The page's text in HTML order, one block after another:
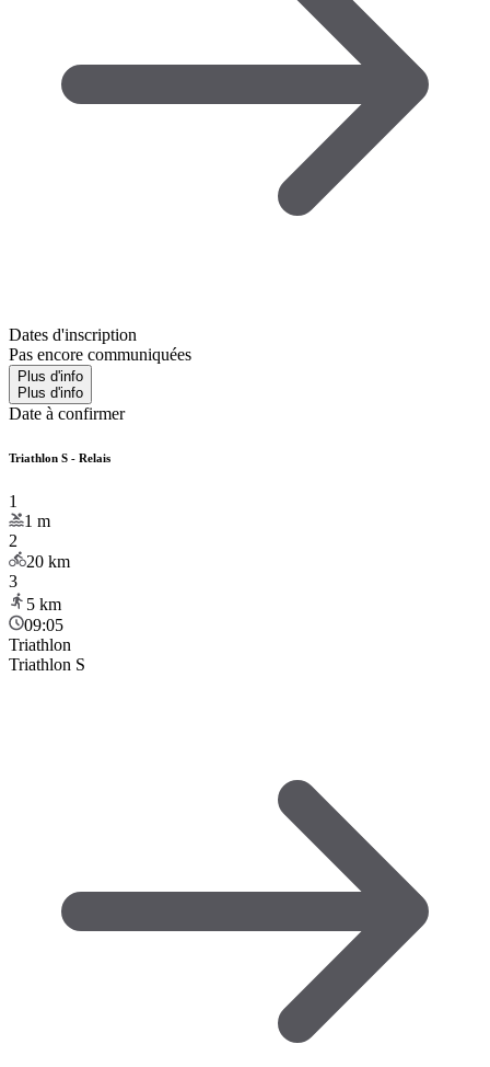
Dates d'inscription
Pas encore communiquées
Plus d'info
Plus d'info
Date à confirmer
Triathlon S - Relais
1
1 m
2
20 km
3
5 km
09:05
Triathlon
Triathlon S